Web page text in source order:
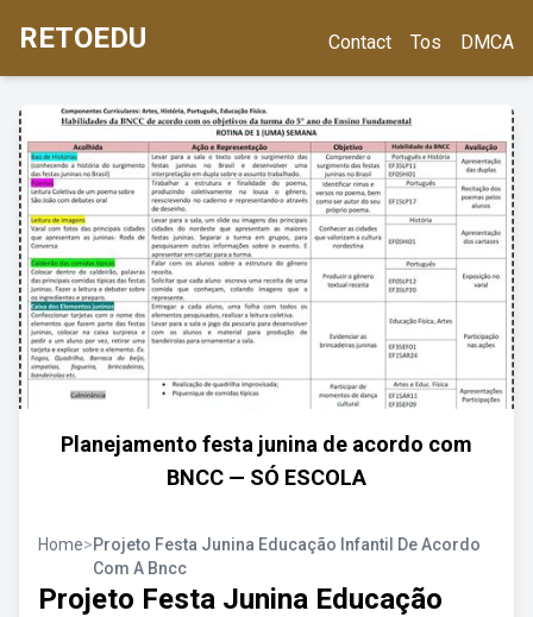
RETOEDU Contact Tos DMCA
Planejamento festa junina de acordo com
BNCC — SÓ ESCOLA
Home>Projeto Festa Junina Educação Infantil De Acordo
Com A Bncc
Projeto Festa Junina Educação